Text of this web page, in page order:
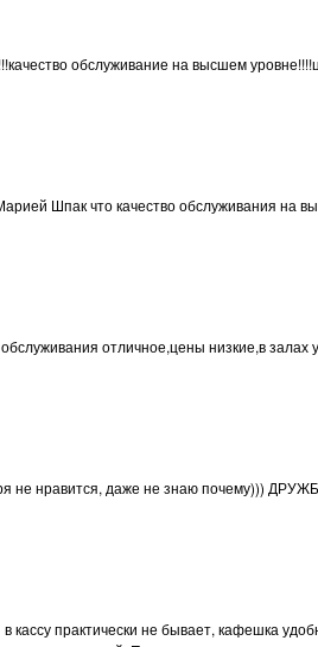
обслуживание на высшем
Шпак что качество обслуживания на
отличное,цены низкие,в
не нравится, даже не знаю почему)))
кассу практически не бывает, кафешка